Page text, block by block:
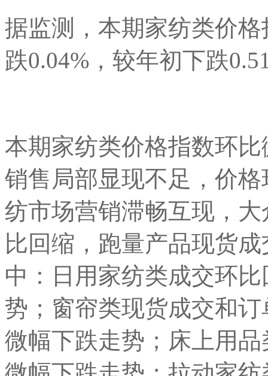
据监测，本期家纺类价
跌0.04%，较年初下跌
本期家纺类价格指数环
销售局部显现不足，价
纺市场营销滞畅互现，
比回缩，跑量产品现货
中：日用家纺类成交环
势；窗帘类现货成交和
微幅下跌走势；床上用